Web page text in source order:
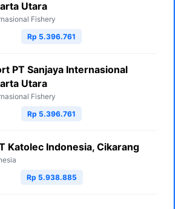
Utara
Fishery
Rp 5.396.761
PT Sanjaya Internasional
Utara
Fishery
Rp 5.396.761
Katolec Indonesia, Cikarang
Rp 5.938.885